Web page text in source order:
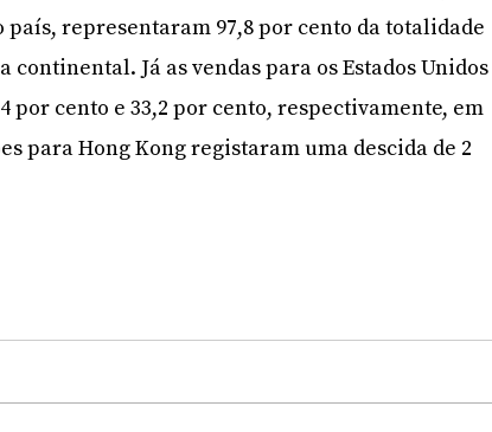
país, representaram 97,8 por cento da totalidade
continental. Já as vendas para os Estados Unidos
por cento e 33,2 por cento, respectivamente, em
para Hong Kong registaram uma descida de 2